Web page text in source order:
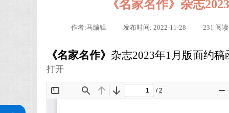
《名家名作》杂志
作者:马编辑 发布时间: 2022-11-28 231 阅读
《名家名作》 杂志2023年1月版面约稿
打开
关注公众号